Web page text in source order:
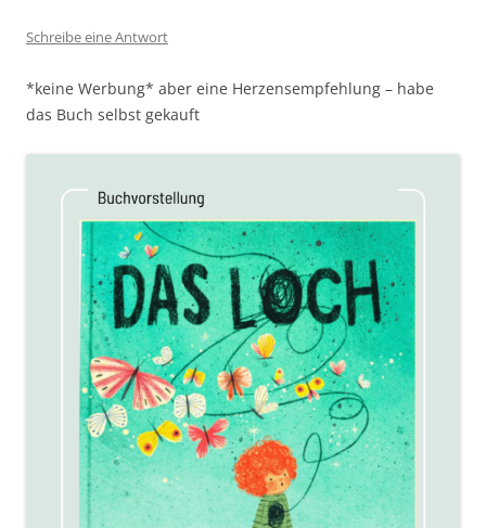
Schreibe eine Antwort
*keine Werbung* aber eine Herzensempfehlung – habe
das Buch selbst gekauft